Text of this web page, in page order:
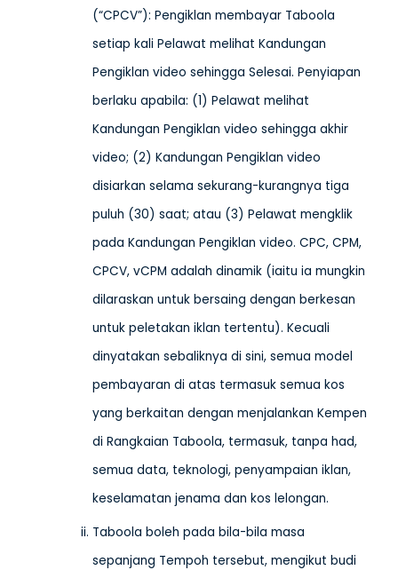
(“CPCV”): Pengiklan membayar Taboola
setiap kali Pelawat melihat Kandungan
Pengiklan video sehingga Selesai. Penyiapan
berlaku apabila: (1) Pelawat melihat
Kandungan Pengiklan video sehingga akhir
video; (2) Kandungan Pengiklan video
disiarkan selama sekurang-kurangnya tiga
puluh (30) saat; atau (3) Pelawat mengklik
pada Kandungan Pengiklan video. CPC, CPM,
CPCV, vCPM adalah dinamik (iaitu ia mungkin
dilaraskan untuk bersaing dengan berkesan
untuk peletakan iklan tertentu). Kecuali
dinyatakan sebaliknya di sini, semua model
pembayaran di atas termasuk semua kos
yang berkaitan dengan menjalankan Kempen
di Rangkaian Taboola, termasuk, tanpa had,
semua data, teknologi, penyampaian iklan,
keselamatan jenama dan kos lelongan.
Taboola boleh pada bila-bila masa
sepanjang Tempoh tersebut, mengikut budi